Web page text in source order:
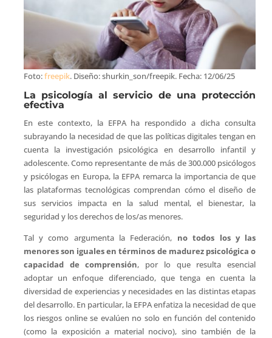
Foto:freepik. Diseño: shurkin_son/freepik. Fecha: 12/06/25
La psicología al servicio de una protección
efectiva
En este contexto, la EFPA ha respondido a dicha consulta
subrayando la necesidad de que las políticas digitales tengan en
cuenta la investigación psicológica en desarrollo infantil y
adolescente. Como representante de más de 300.000 psicólogos
y psicólogas en Europa, la EFPA remarca la importancia de que
las plataformas tecnológicas comprendan cómo el diseño de
sus servicios impacta en la salud mental, el bienestar, la
seguridad y los derechos de los/as menores.
Tal y como argumenta la Federación, no todos los y las
menores son iguales en términos de madurez psicológica o
capacidad de comprensión, por lo que resulta esencial
adoptar un enfoque diferenciado, que tenga en cuenta la
diversidad de experiencias y necesidades en las distintas etapas
del desarrollo. En particular, la EFPA enfatiza la necesidad de que
los riesgos online se evalúen no solo en función del contenido
(como la exposición a material nocivo), sino también de la